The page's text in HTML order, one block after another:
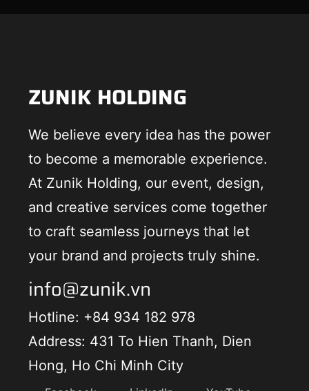
ZUNIK HOLDING
We believe every idea has the power
to become a memorable experience.
At Zunik Holding, our event, design,
and creative services come together
to craft seamless journeys that let
your brand and projects truly shine.
info@zunik.vn
Hotline: +84 934 182 978
Address: 431 To Hien Thanh, Dien
Hong, Ho Chi Minh City